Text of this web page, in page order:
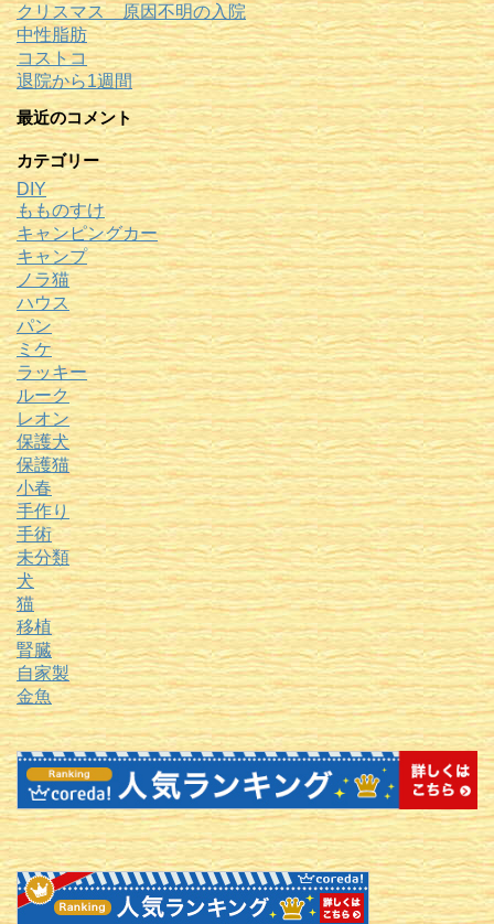
クリスマス 原因不明の入院
中性脂肪
コストコ
退院から1週間
最近のコメント
カテゴリー
DIY
もものすけ
キャンピングカー
キャンプ
ノラ猫
ハウス
パン
ミケ
ラッキー
ルーク
レオン
保護犬
保護猫
小春
手作り
手術
未分類
犬
猫
移植
腎臓
自家製
金魚